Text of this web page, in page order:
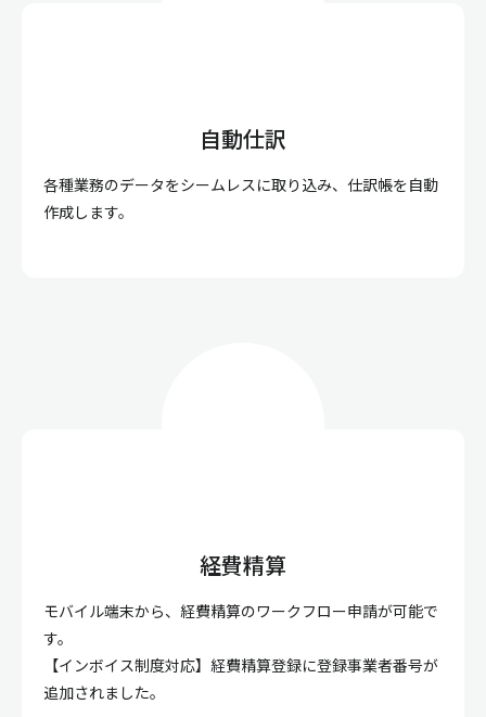
自動仕訳
各種業務のデータをシームレスに取り込み、仕訳帳を自動
作成します。
経費精算
モバイル端末から、経費精算のワークフロー申請が可能で
す。
【インボイス制度対応】経費精算登録に登録事業者番号が
追加されました。